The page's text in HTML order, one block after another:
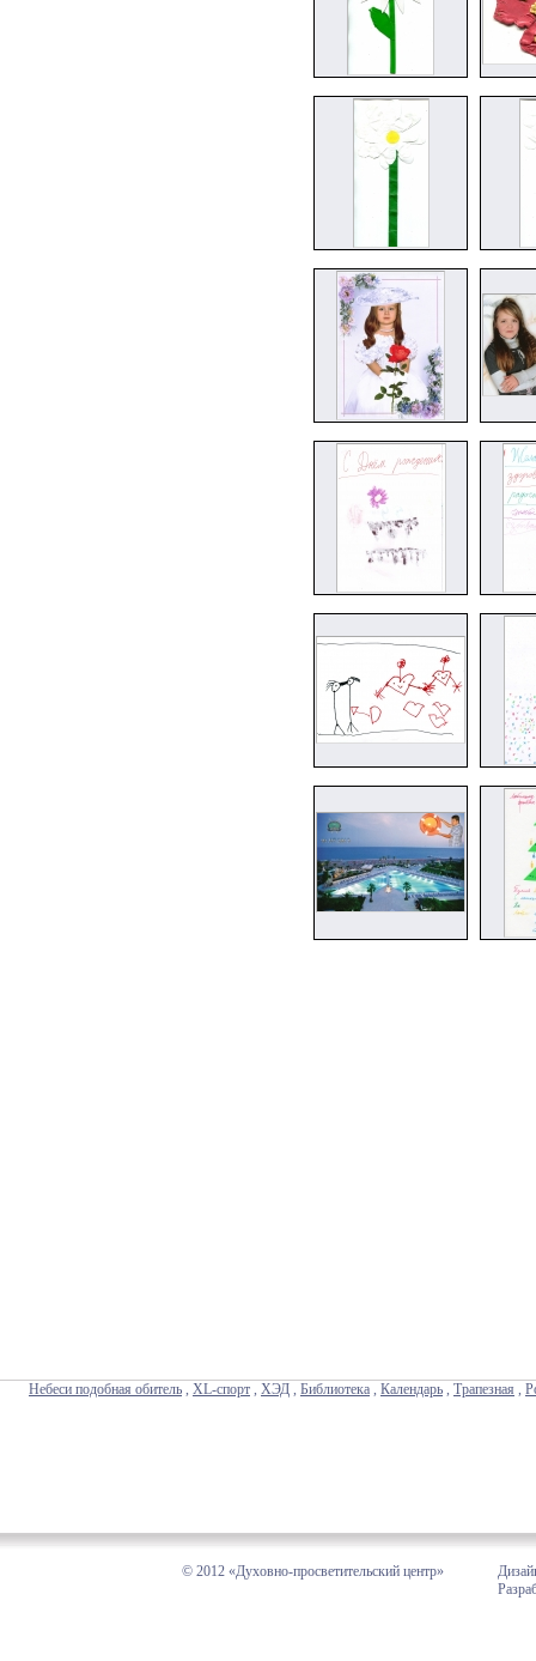
Небеси подобная обитель , XL-спорт , ХЭД , Библиотека , Календарь , Трапезная ,
© 2012 «Духовно-просветительский центр»